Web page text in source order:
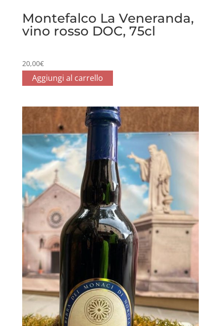
Montefalco La Veneranda,
vino rosso DOC, 75cl
20,00€
Aggiungi al carrello